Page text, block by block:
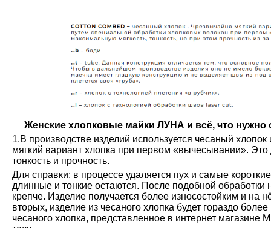
Женские хлопковые майки ЛУНА и всё, что нужно
1.В производстве изделий используется чесаный
мягкий вариант хлопка при первом «вычесывании». Это
тонкость и прочность.
Для справки: в процессе удаляется пух и самые
длинные и тонкие остаются. После подобной обработки
крепче. Изделие получается более износостойким и на
вторых, изделие из чесаного хлопка будет гораздо
чесаного хлопка, представленное в интернет магазине